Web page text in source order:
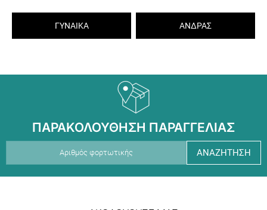
ΓΥΝΑΊΚΑ ΆΝΔΡΑΣ
ΠΑΡΑΚΟΛΟΥΘΗΣΗ ΠΑΡΑΓΓΕΛΙΑΣ
ΑΝΑΖΗΤΗΣΗ